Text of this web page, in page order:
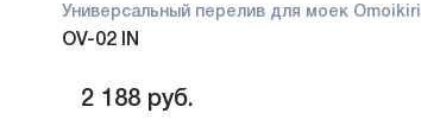
Универсальный перелив для моек Omoikiri
OV-02 IN
2 188 руб.